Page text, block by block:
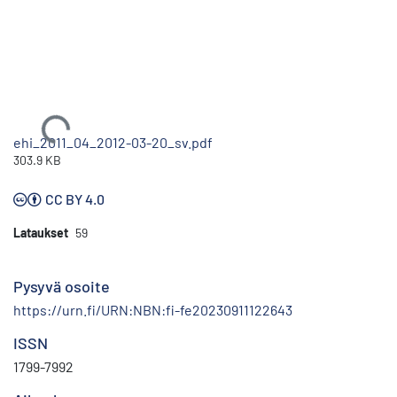
Ladataan...
ehi_2011_04_2012-03-20_sv.pdf
303.9 KB
CC BY 4.0
Lataukset 59
Pysyvä osoite
https://urn.fi/URN:NBN:fi-fe20230911122643
ISSN
1799-7992